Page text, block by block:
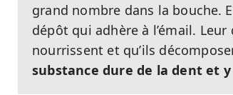
grand nombre dans la bouche.
dépôt qui adhère à l’émail.
nourrissent et qu’ils
substance dure de la dent et